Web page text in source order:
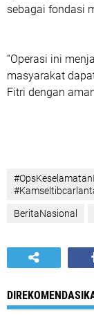
sebagai fondasi
“Operasi ini
masyarakat
Fitri dengan
BeritaNasional